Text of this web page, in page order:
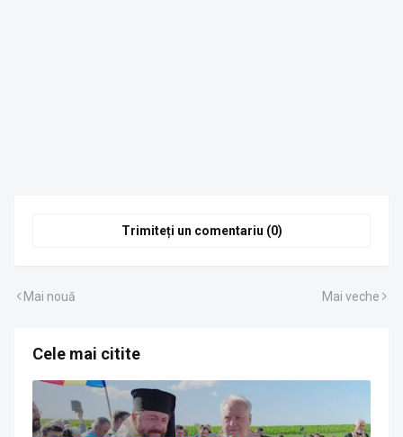
Trimiteți un comentariu (0)
Mai nouă Mai veche
Cele mai citite